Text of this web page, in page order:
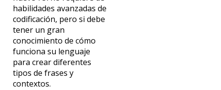
habilidades avanzadas de
codificación, pero si debe
tener un gran
conocimiento de cómo
funciona su lenguaje
para crear diferentes
tipos de frases y
contextos.